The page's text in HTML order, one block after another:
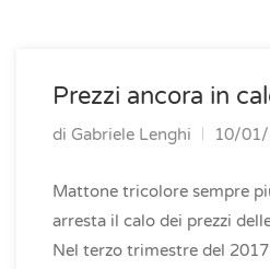
Prezzi ancora in
di Gabriele Lenghi 10/
Mattone tricolore sempre
arresta il calo dei prezzi
Nel terzo trimestre del